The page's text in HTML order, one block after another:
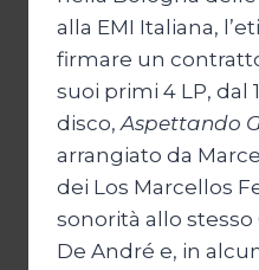
alla EMI Italiana,
firmare un
suoi primi 4 LP, dal
disco,Aspettando
arrangiato da
dei Los Marcellos
sonorità allo stesso
De André e, in